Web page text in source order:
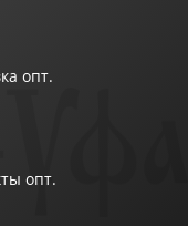
мм
опт.
опт.